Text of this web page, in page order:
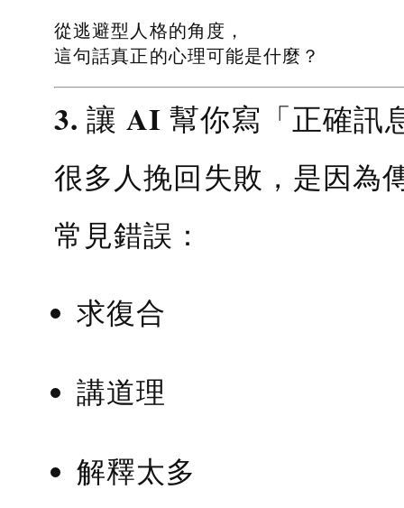
從逃避型人格的角度，
這句話真正的心理可能是什麼？
3. 讓 AI 幫你寫「正確訊
很多人挽回失敗，是因為
常見錯誤：
求復合
講道理
解釋太多